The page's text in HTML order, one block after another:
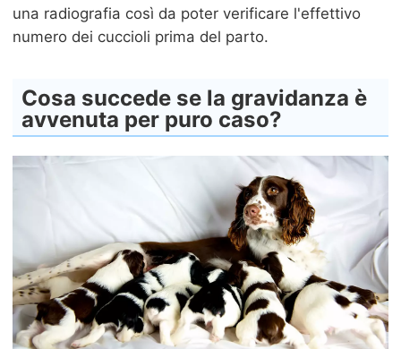
una radiografia così da poter verificare l'effettivo
numero dei cuccioli prima del parto.
Cosa succede se la gravidanza è
avvenuta per puro caso?